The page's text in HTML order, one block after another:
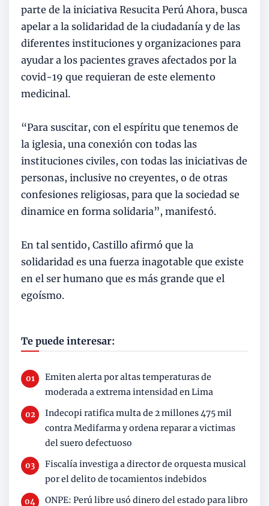
parte de la iniciativa Resucita Perú Ahora, busca
apelar a la solidaridad de la ciudadanía y de las
diferentes instituciones y organizaciones para
ayudar a los pacientes graves afectados por la
covid-19 que requieran de este elemento
medicinal.
“Para suscitar, con el espíritu que tenemos de
la iglesia, una conexión con todas las
instituciones civiles, con todas las iniciativas de
personas, inclusive no creyentes, o de otras
confesiones religiosas, para que la sociedad se
dinamice en forma solidaria”, manifestó.
En tal sentido, Castillo afirmó que la
solidaridad es una fuerza inagotable que existe
en el ser humano que es más grande que el
egoísmo.
Te puede interesar:
Emiten alerta por altas temperaturas de
moderada a extrema intensidad en Lima
Indecopi ratifica multa de 2 millones 475 mil
contra Medifarma y ordena reparar a victimas
del suero defectuoso
Fiscalía investiga a director de orquesta musical
por el delito de tocamientos indebidos
ONPE: Perú libre usó dinero del estado para libro